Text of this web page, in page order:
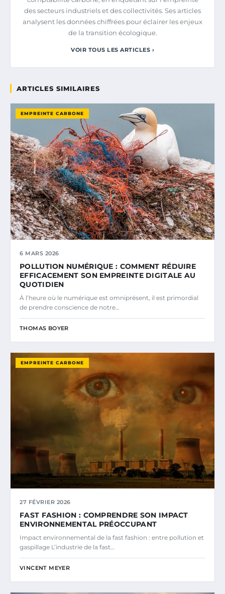
des secteurs industriels et des collectivités. Ses articles
analysent les données chiffrées pour éclairer les enjeux
de la transition écologique.
VOIR TOUS LES ARTICLES ›
ARTICLES SIMILAIRES
EMPREINTE CARBONE
6 MARS 2026
POLLUTION NUMÉRIQUE : COMMENT RÉDUIRE
EFFICACEMENT SON EMPREINTE DIGITALE AU
QUOTIDIEN
À l’heure où le numérique est omniprésent, il est primordial
de prendre conscience de notre…
THOMAS BOYER
EMPREINTE CARBONE
27 FÉVRIER 2026
FAST FASHION : COMPRENDRE SON IMPACT
ENVIRONNEMENTAL PRÉOCCUPANT
Impact environnemental de la fast fashion : entre pollution et
gaspillage L’industrie de la fast…
VINCENT MEYER